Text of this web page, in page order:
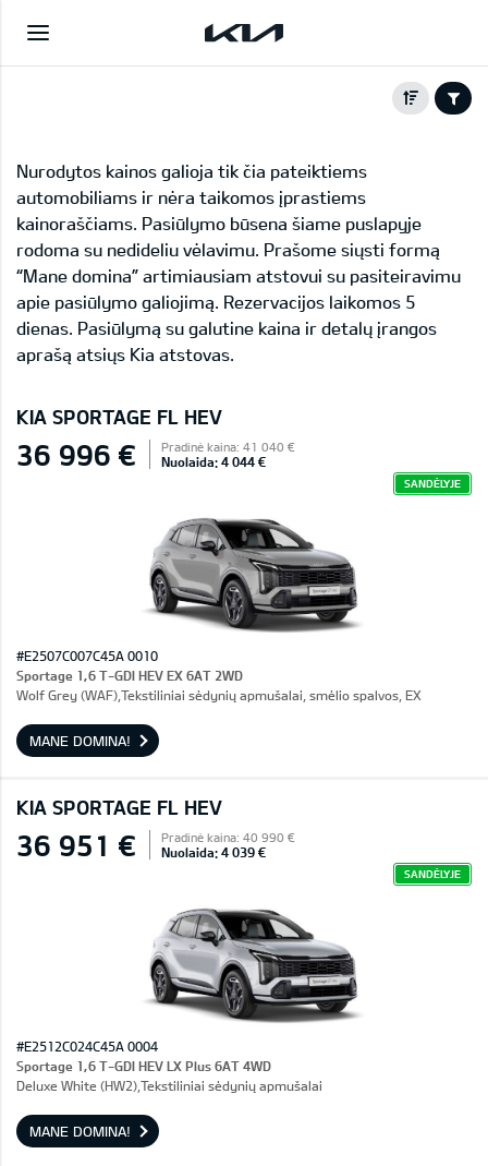
Nurodytos kainos galioja tik čia pateiktiems
automobiliams ir nėra taikomos įprastiems
kainoraščiams. Pasiūlymo būsena šiame puslapyje
rodoma su nedideliu vėlavimu. Prašome siųsti formą
“Mane domina” artimiausiam atstovui su pasiteiravimu
apie pasiūlymo galiojimą. Rezervacijos laikomos 5
dienas. Pasiūlymą su galutine kaina ir detalų įrangos
aprašą atsiųs Kia atstovas.
KIA SPORTAGE FL HEV
36 996 € Pradinė kaina: 41 040 €
Nuolaida: 4 044 €
SANDĖLYJE
#E2507C007C45A 0010
Sportage 1,6 T-GDI HEV EX 6AT 2WD
Wolf Grey (WAF),Tekstiliniai sėdynių apmušalai, smėlio spalvos, EX
MANE DOMINA!
KIA SPORTAGE FL HEV
36 951 € Pradinė kaina: 40 990 €
Nuolaida: 4 039 €
SANDĖLYJE
#E2512C024C45A 0004
Sportage 1,6 T-GDI HEV LX Plus 6AT 4WD
Deluxe White (HW2),Tekstiliniai sėdynių apmušalai
MANE DOMINA!